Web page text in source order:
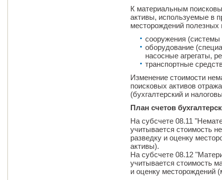
К материальным
активы, используемые в
месторождений полезных
сооружения (системы
оборудование
насосные агрегаты,
транспортные
Изменение стоимости
поисковых активов
(бухгалтерский и
План счетов
На субсчете 08.11
учитывается стоимость
разведку и оценку
активы).
На субсчете 08.12
учитывается стоимость
и оценку месторождений